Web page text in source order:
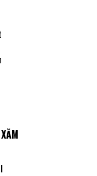
Hà Nội
Thiện Với Hình Xăm:
WinMart/Circle K
Côn Trùng: Cách Đối
Quần Áo Bó Sát Khi Đi Du